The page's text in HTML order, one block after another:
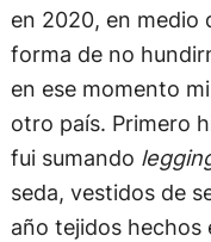
en 2020, en medio
forma de no
en ese momento
otro país. Primero
fui sumando
seda, vestidos de
año tejidos hechos